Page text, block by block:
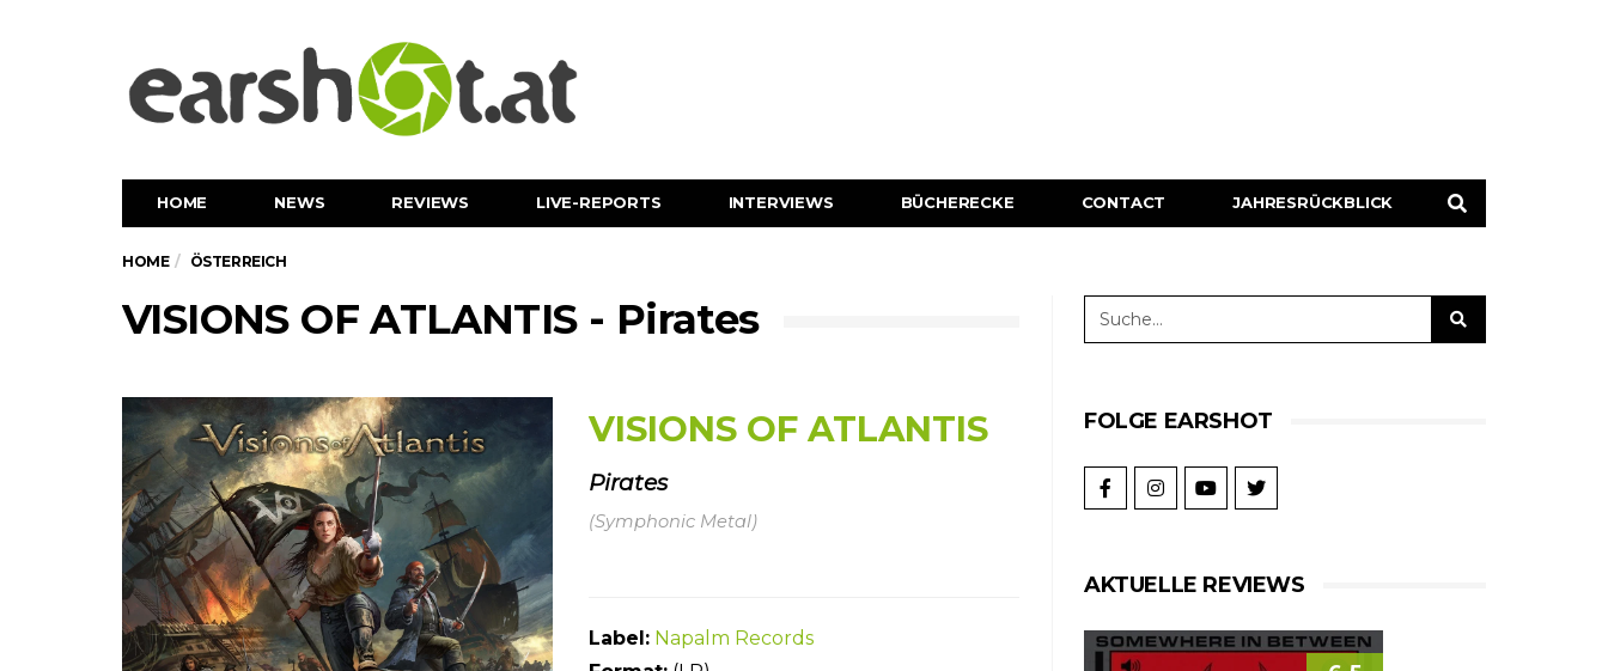
HOME NEWS REVIEWS LIVE-REPORTS INTERVIEWS BÜCHERECKE CONTACT JAHRESRÜCKBLICK
HOME ÖSTERREICH
VISIONS OF ATLANTIS - Pirates
VISIONS OF ATLANTIS
Pirates
(Symphonic Metal)
Label: Napalm Records
FOLGE EARSHOT
AKTUELLE REVIEWS